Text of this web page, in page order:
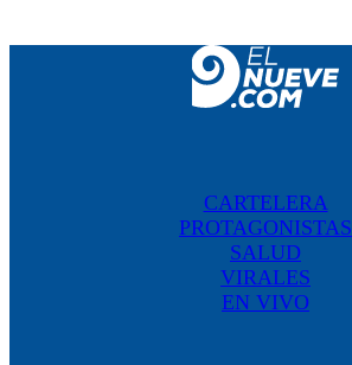
CARTELERA
PROTAGONISTAS
SALUD
VIRALES
EN VIVO